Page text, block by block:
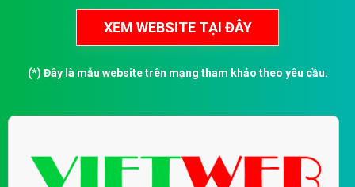
(*) Đây là mẫu website trên mạng tham khảo theo yêu cầu.